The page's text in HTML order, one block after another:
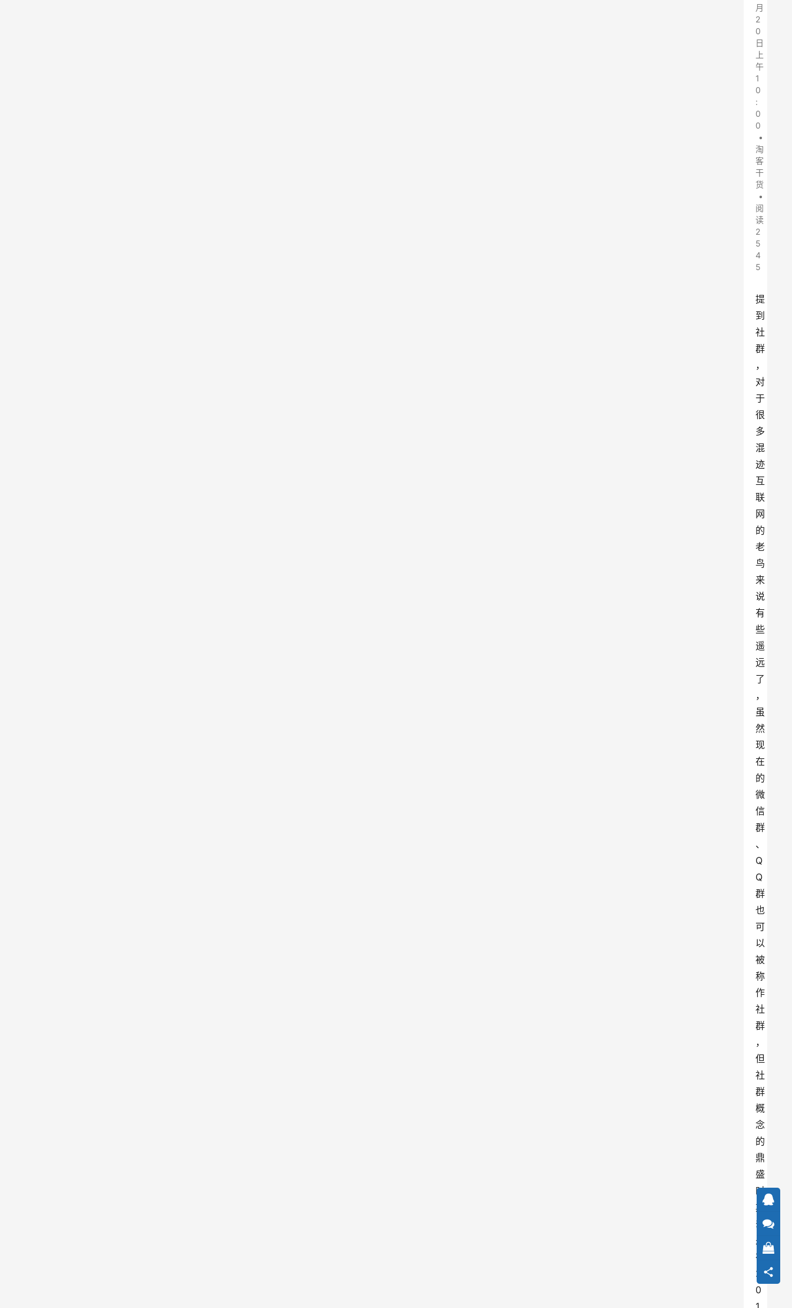
月
2
0
日
上
午
1
0
:
0
0
•
淘
客
干
货
•
阅
读
2
5
4
5
提
到
社
群
，
对
于
很
多
混
迹
互
联
网
的
老
鸟
来
说
有
些
遥
远
了
，
虽
然
现
在
的
微
信
群
、
Q
Q
群
也
可
以
被
称
作
社
群
，
但
社
群
概
念
的
鼎
盛
时
期
却
是
在
2
0